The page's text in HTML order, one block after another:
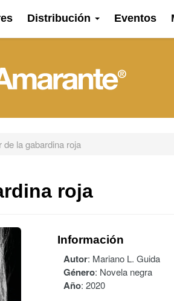
Distribución Eventos
de la gabardina roja
roja
Información
Autor: Mariano L. Guida
Género: Novela negra
Año: 2020